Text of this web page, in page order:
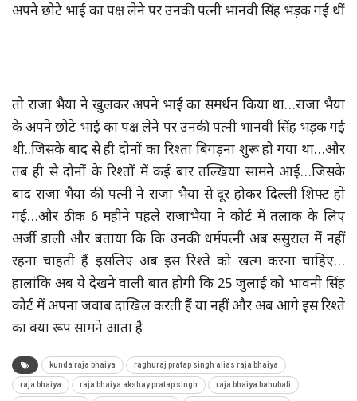
अपने छोटे भाई का पक्ष लेने पर उनकी पत्नी भानवी सिंह भड़क गई थीं
तो राजा भैया ने खुलकर अपने भाई का समर्थन किया था…राजा भैया
के अपने छोटे भाई का पक्ष लेने पर उनकी पत्नी भानवी सिंह भड़क गई
थी..जिसके बाद से ही दोनों का रिश्ता बिगड़ना शुरू हो गया था…और
तब ही से दोनों के रिश्तों में कई बार तल्खिया सामने आई…जिसके
बाद राजा भैया की पत्नी ने राजा भैया से दूर होकर दिल्ली शिफ्ट हो
गई…और ठीक 6 महीने पहले राजाभैया ने कोर्ट में तलाक के लिए
अर्जी डाली और बताया कि कि उनकी धर्मपत्नी अब ससुराल में नहीं
रहना चाहती हैं इसलिए अब इस रिश्ते को खत्म करना चाहिए…
हालांकि अब ये देखने वाली बात होगी कि 25 जुलाई को भावनी सिंह
कोर्ट में अपना जवाब दाखिल करती हैं या नहीं और अब आगे इस रिश्ते
का क्या रूप सामने आता है
kunda raja bhaiya raghuraj pratap singh alias raja bhaiya
raja bhaiya raja bhaiya akshay pratap singh raja bhaiya bahubali